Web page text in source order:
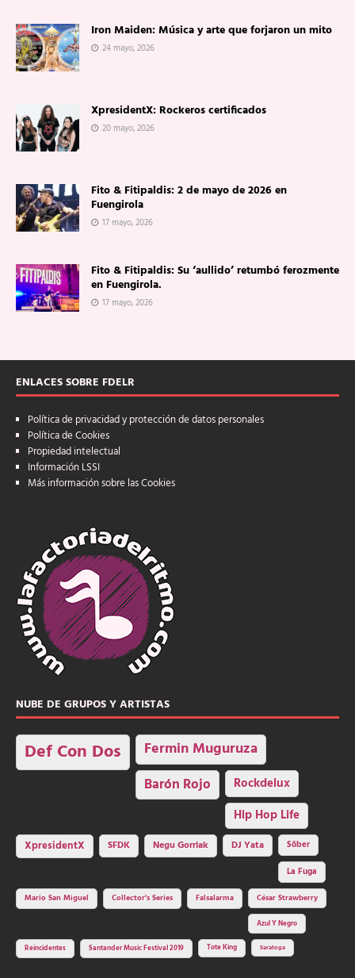
Iron Maiden: Música y arte que forjaron un mito
24 mayo, 2026
XpresidentX: Rockeros certificados
20 mayo, 2026
Fito & Fitipaldis: 2 de mayo de 2026 en
Fuengirola
17 mayo, 2026
Fito & Fitipaldis: Su ‘aullido’ retumbó ferozmente
en Fuengirola.
17 mayo, 2026
ENLACES SOBRE FDELR
Política de privacidad y protección de datos personales
Política de Cookies
Propiedad intelectual
Información LSSI
Más información sobre las Cookies
NUBE DE GRUPOS Y ARTISTAS
Def Con Dos Fermin Muguruza
Barón Rojo Rockdelux
Hip Hop Life
XpresidentX SFDK Negu Gorriak DJ Yata
Sôber
La Fuga
Mario San Miguel
Collector's Series Falsalarma César Strawberry
Azul Y Negro
Reincidentes Santander Music Festival 2019 Tote King Saratoga